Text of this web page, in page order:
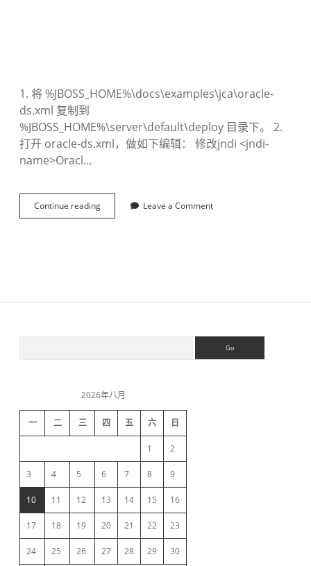
1. 将 %JBOSS_HOME%\docs\examples\jca\oracle-
ds.xml 复制到
%JBOSS_HOME%\server\default\deploy 目录下。 2.
打开 oracle-ds.xml，做如下编辑： 修改jndi <jndi-
name>Oracl…
Continue reading
B
r
源
N
Leave a Comment
d
b
a
r
2026年八月
一 二 三 四 五 六 日
1 2
3 4 5 6 7 8 9
10 11 12 13 14 15 16
17 18 19 20 21 22 23
24 25 26 27 28 29 30